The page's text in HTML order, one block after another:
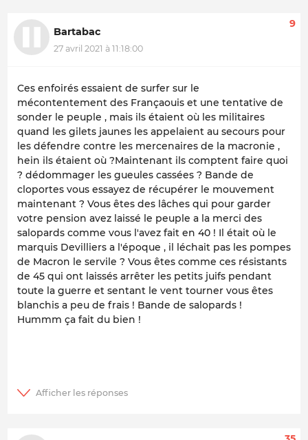
Bartabac
27 avril 2021 à 11:18:00
9
Ces enfoirés essaient de surfer sur le
mécontentement des Françaouis et une tentative de
sonder le peuple , mais ils étaient où les militaires
quand les gilets jaunes les appelaient au secours pour
les défendre contre les mercenaires de la macronie ,
hein ils étaient où ?Maintenant ils comptent faire quoi
? dédommager les gueules cassées ? Bande de
cloportes vous essayez de récupérer le mouvement
maintenant ? Vous êtes des lâches qui pour garder
votre pension avez laissé le peuple a la merci des
salopards comme vous l'avez fait en 40 ! Il était où le
marquis Devilliers a l'époque , il léchait pas les pompes
de Macron le servile ? Vous êtes comme ces résistants
de 45 qui ont laissés arrêter les petits juifs pendant
toute la guerre et sentant le vent tourner vous êtes
blanchis a peu de frais ! Bande de salopards !
Hummm ça fait du bien !